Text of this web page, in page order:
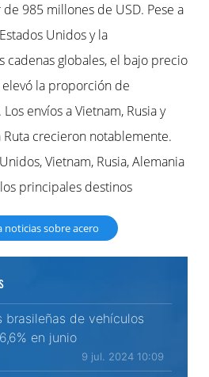
985 millones de USD. Pese a
Unidos y la
cadenas globales, el bajo precio
la proporción de
envíos a Vietnam, Rusia y
Ruta crecieron notablemente.
Vietnam, Rusia, Alemania
principales destinos
noticias sobre acero
brasileñas de vehículos
en junio
9 jul. 2024 10:09